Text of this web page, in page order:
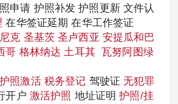
申请 护照补发 护照更新 文件认
在华签证延期 在华工作签证
克 圣基茨 圣卢西亚 安提瓜和巴
哥 格林纳达 土耳其 瓦努阿图绿
护照激活 税务登记 驾驶证无犯罪
开户 激活护照 地址证明护照/挂